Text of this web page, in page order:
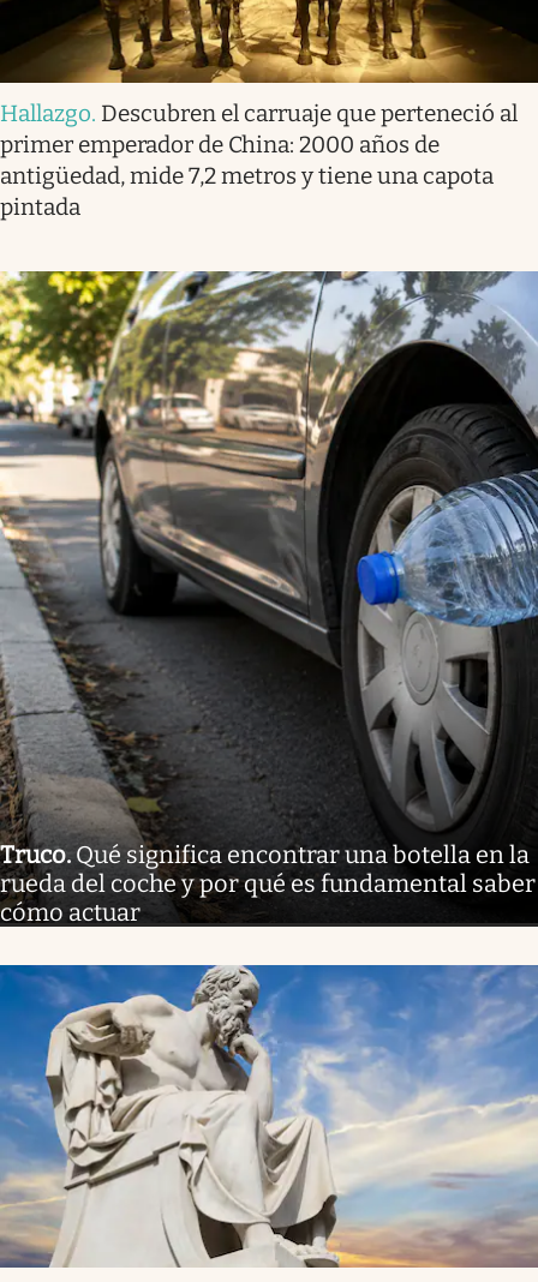
Hallazgo. Descubren el carruaje que perteneció al
primer emperador de China: 2000 años de
antigüedad, mide 7,2 metros y tiene una capota
pintada
Truco.Qué significa encontrar una botella en la
rueda del coche y por qué es fundamental saber
cómo actuar